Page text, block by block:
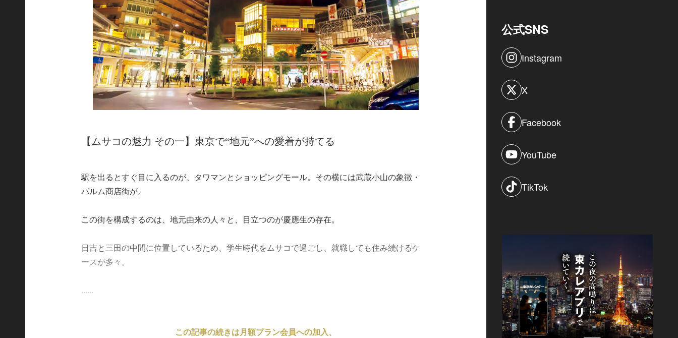
【ムサコの魅力 その一】東京で“地元”への愛着が持てる
駅を出るとすぐ目に入るのが、タワマンとショッピングモール。その横には武蔵小山の象徴・
パルム商店街が。
この街を構成するのは、地元由来の人々と、目立つのが慶應生の存在。
日吉と三田の中間に位置しているため、学生時代をムサコで過ごし、就職しても住み続けるケ
ースが多々。
......
この記事の続きは月額プラン会員への加入、
公式SNS
Instagram
X
Facebook
YouTube
TikTok